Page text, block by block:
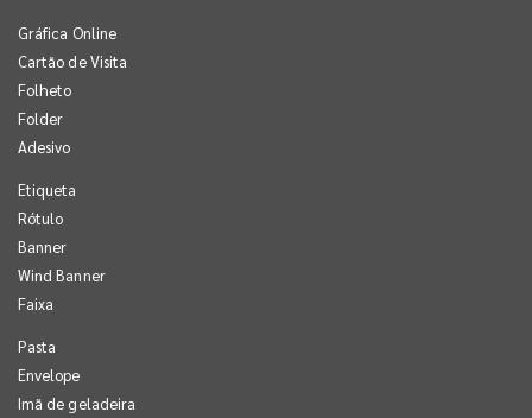
Gráfica Online
Cartão de Visita
Folheto
Folder
Adesivo
Etiqueta
Rótulo
Banner
Wind Banner
Faixa
Pasta
Envelope
Imã de geladeira